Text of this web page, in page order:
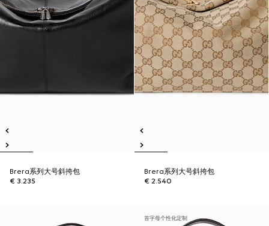
Brera系列大号斜挎包
€ 3.235
Brera系列大号斜挎包
€ 2.540
首字母个性化定制